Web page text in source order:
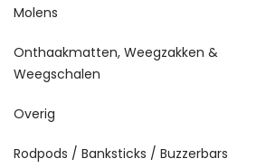
Molens
Onthaakmatten, Weegzakken &
Weegschalen
Overig
Rodpods / Banksticks / Buzzerbars